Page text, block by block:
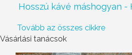
Hosszú kávé máshogyan -
Tovább az összes cikkre
Vásárlási tanácsok